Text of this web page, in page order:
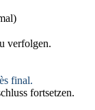
verfolgen.
final.
fortsetzen.